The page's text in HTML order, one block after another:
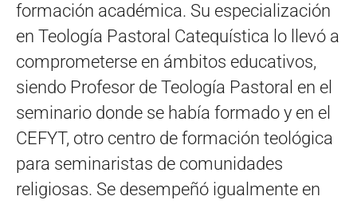
formación académica. Su especialización
en Teología Pastoral Catequística lo llevó a
comprometerse en ámbitos educativos,
siendo Profesor de Teología Pastoral en el
seminario donde se había formado y en el
CEFYT, otro centro de formación teológica
para seminaristas de comunidades
religiosas. Se desempeñó igualmente en